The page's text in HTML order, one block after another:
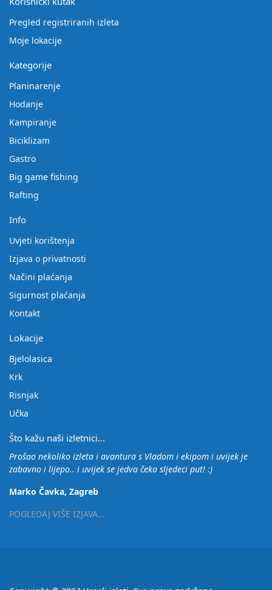
Pregled registriranih izleta
Moje lokacije
Kategorije
Planinarenje
Hodanje
Kampiranje
Biciklizam
Gastro
Big game fishing
Rafting
Info
Uvjeti korištenja
Izjava o privatnosti
Načini plaćanja
Sigurnost plaćanja
Kontakt
Lokacije
Bjelolasica
Krk
Risnjak
Učka
Što kažu naši izletnici...
Prošao nekoliko izleta i avantura s Vladom i ekipom i uvijek je
zabavno i lijepo.. i uvijek se jedva čeka sljedeci put! :)
Marko Čavka, Zagreb
POGLEDAJ VIŠE IZJAVA...